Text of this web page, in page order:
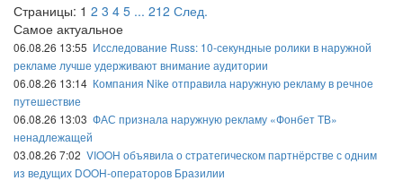
Страницы: 1 2 3 4 5 ... 212 След.
Самое актуальное
06.08.26 13:55 Исследование Russ: 10-секундные ролики в наружной
рекламе лучше удерживают внимание аудитории
06.08.26 13:14 Компания Nike отправила наружную рекламу в речное
путешествие
06.08.26 13:03 ФАС признала наружную рекламу «Фонбет ТВ»
ненадлежащей
03.08.26 7:02 VIOOH объявила о стратегическом партнёрстве с одним
из ведущих DOOH-операторов Бразилии